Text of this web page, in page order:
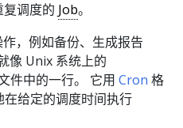
调度的 Job。
，例如备份、生成报告
像 Unix 系统上的
件中的一行。 它用 Cron 格
给定的调度时间执行